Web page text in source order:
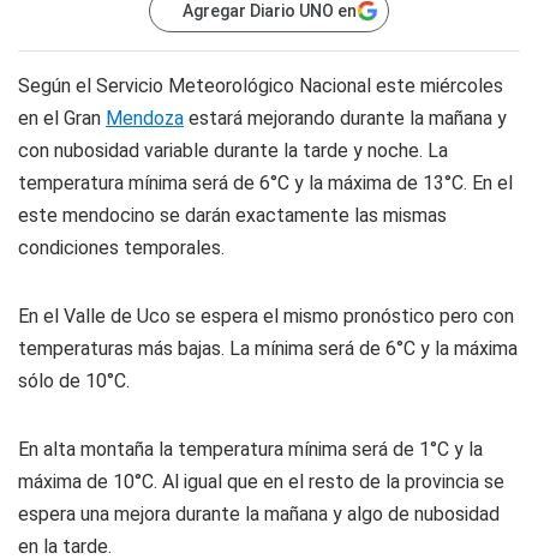
Agregar Diario UNO en
Según el Servicio Meteorológico Nacional este miércoles
en el Gran Mendoza estará mejorando durante la mañana y
con nubosidad variable durante la tarde y noche. La
temperatura mínima será de 6°C y la máxima de 13°C. En el
este mendocino se darán exactamente las mismas
condiciones temporales.
En el Valle de Uco se espera el mismo pronóstico pero con
temperaturas más bajas. La mínima será de 6°C y la máxima
sólo de 10°C.
En alta montaña la temperatura mínima será de 1°C y la
máxima de 10°C. Al igual que en el resto de la provincia se
espera una mejora durante la mañana y algo de nubosidad
en la tarde.